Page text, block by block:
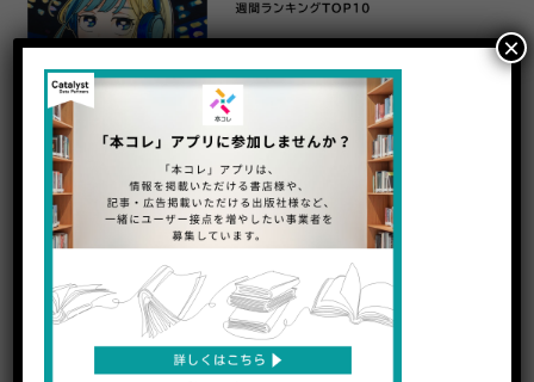
「さむわんへるつ」30代男性に刺さる 深夜ラ
ジオの共感
1月発売の7タイトルに加え、アニメ放送開始の2タイトル
×